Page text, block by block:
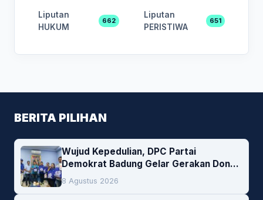
Liputan
HUKUM
662
Liputan
PERISTIWA
651
BERITA PILIHAN
Wujud Kepedulian, DPC Partai
Demokrat Badung Gelar Gerakan Donor
Darah
8 Agustus 2026